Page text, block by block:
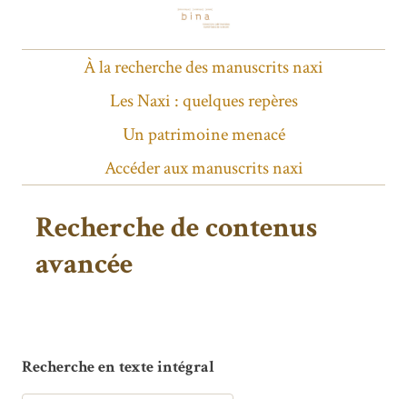
À la recherche des manuscrits naxi
Les Naxi : quelques repères
Un patrimoine menacé
Accéder aux manuscrits naxi
Recherche de contenus
avancée
Recherche en texte intégral